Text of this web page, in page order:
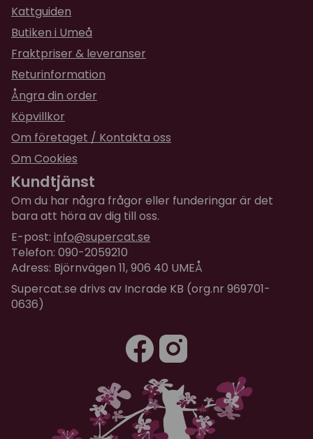
Kattguiden
Butiken i Umeå
Fraktpriser & leveranser
Returinformation
Ångra din order
Köpvillkor
Om företaget / Kontakta oss
Om Cookies
Kundtjänst
Om du har några frågor eller funderingar är det
bara att höra av dig till oss.
E-post: info@supercat.se
Telefon: 090-2059210
Adress: Björnvägen 11, 906 40 UMEÅ
Supercat.se drivs av Incrade KB (org.nr 969701-
0636)